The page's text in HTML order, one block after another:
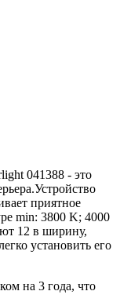
041388 - это
приятное
min: 3800 K; 4000
12 в ширину,
установить его
на 3 года, что